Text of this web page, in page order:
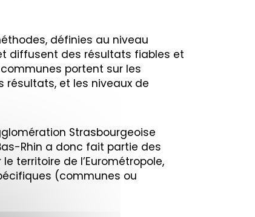
définies au niveau
diffusent des résultats fiables et
portent sur les
résultats, et les niveaux de
Strasbourgeoise
Rhin a donc fait partie des
territoire de l’Eurométropole,
(communes ou